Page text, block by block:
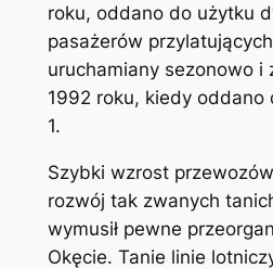
roku, oddano do użytku
pasażerów
uruchamiany sezonowo i
1992 roku, kiedy oddano
1.
Szybki wzrost
rozwój tak zwanych
wymusił pewne
Okęcie. Tanie linie